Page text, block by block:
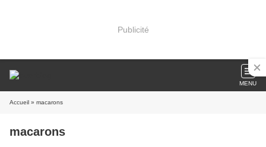
Publicité
MENU
Accueil » macarons
macarons